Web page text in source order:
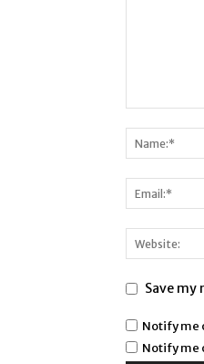
Save
Notify me
Notify me